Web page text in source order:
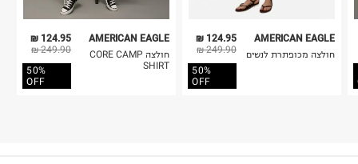
124.95 ₪
249.90 ₪
50%
OFF
AMERICAN EAGLE
חולצה CORE CAMP
SHIRT
124.95 ₪
249.90 ₪
50%
OFF
AMERICAN EAGLE
חולצה מכופתרת לנשים